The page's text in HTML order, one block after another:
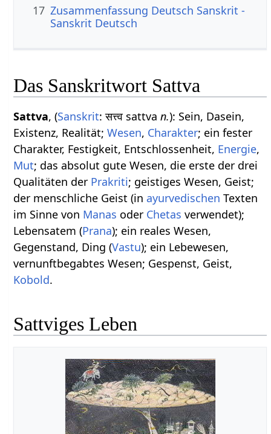
17 Zusammenfassung Deutsch Sanskrit -
Sanskrit Deutsch
Das Sanskritwort Sattva
Sattva, (Sanskrit: सत्त्व sattvan.): Sein, Dasein,
Existenz, Realität;Wesen, Charakter; ein fester
Charakter, Festigkeit, Entschlossenheit, Energie,
Mut; das absolut gute Wesen, die erste der drei
Qualitäten der Prakriti; geistiges Wesen, Geist;
der menschliche Geist (in ayurvedischen Texten
im Sinne von Manas oder Chetas verwendet);
Lebensatem (Prana); ein reales Wesen,
Gegenstand, Ding (Vastu); ein Lebewesen,
vernunftbegabtes Wesen; Gespenst, Geist,
Kobold.
Sattviges Leben